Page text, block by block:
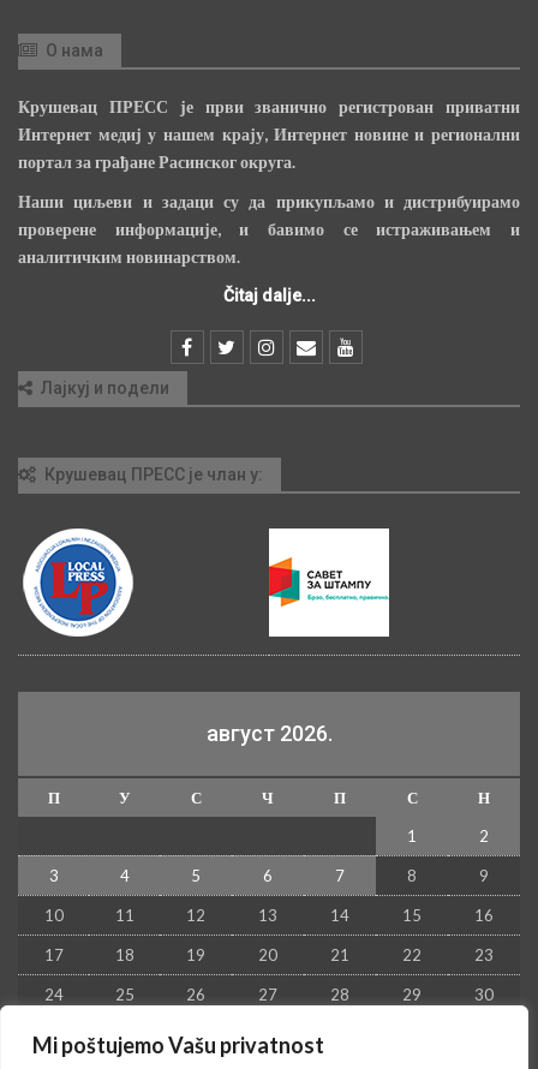
Mi poštujemo Vašu privatnost
О нама
Крушевац ПРЕСС је први званично регистрован приватни
Интернет медиј у нашем крају, Интернет новине и регионални
портал за грађане Расинског округа.
Наши циљеви и задаци су да прикупљамо и дистрибуирамо
проверене информације, и бавимо се истраживањем и
аналитичким новинарством.
Čitaj dalje...
Лајкуј и подели
Крушевац ПРЕСС је члан у:
август 2026.
П У С Ч П С
Н
1
2
3 4 5 6 7 8 9
10 11 12 13 14 15 16
17 18 19 20 21 22 23
24 25 26 27 28 29 30
31